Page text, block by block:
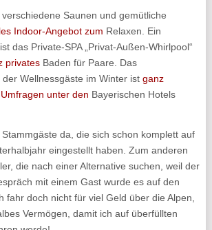
Saunen und gemütliche
Indoor-Angebot zum Relaxen. Ein
das Private-SPA „Privat-Außen-Whirlpool“
privatesBaden für Paare. Das
Wellnessgäste im Winter ist ganz
unter den Bayerischen Hotels
da, die sich schon komplett auf
eingestellt haben. Zum anderen
die nach einer Alternative suchen, weil der
mit einem Gast wurde es auf den
fahr doch nicht für viel Geld über die Alpen,
Vermögen, damit ich auf überfüllten